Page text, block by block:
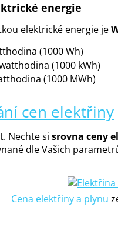
energie
elektrické energie je
(1000 Wh)
(1000 kWh)
(1000 MWh)
cen elektřiny
Nechte si srovna ceny
dle Vašich
Cena elektřiny a plynu